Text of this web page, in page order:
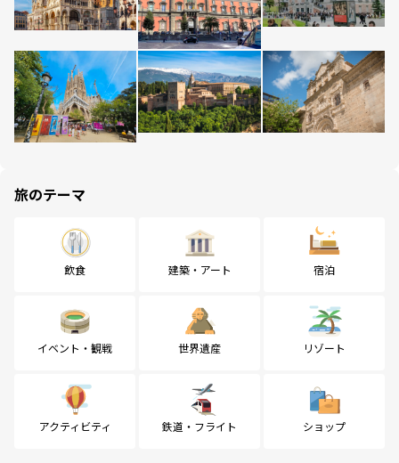
旅のテーマ
飲食 建築・アート 宿泊
イベント・観戦 世界遺産 リゾート
アクティビティ 鉄道・フライト ショップ